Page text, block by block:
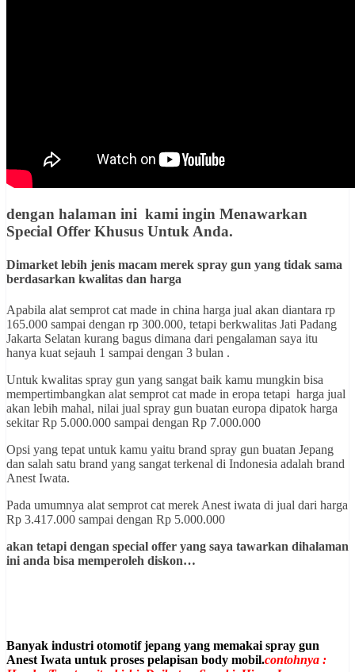
dengan halaman ini kami ingin Menawarkan
Special Offer Khusus Untuk Anda.
Dimarket lebih jenis macam merek spray gun yang tidak sama
berdasarkan kwalitas dan harga
Apabila alat semprot cat made in china harga jual akan diantara rp
165.000 sampai dengan rp 300.000, tetapi berkwalitas Jati Padang
Jakarta Selatan kurang bagus dimana dari pengalaman saya itu
hanya kuat sejauh 1 sampai dengan 3 bulan .
Untuk kwalitas spray gun yang sangat baik kamu mungkin bisa
mempertimbangkan alat semprot cat made in eropa tetapi harga jual
akan lebih mahal, nilai jual spray gun buatan europa dipatok harga
sekitar Rp 5.000.000 sampai dengan Rp 7.000.000
Opsi yang tepat untuk kamu yaitu brand spray gun buatan Jepang
dan salah satu brand yang sangat terkenal di Indonesia adalah brand
Anest Iwata.
Pada umumnya alat semprot cat merek Anest iwata di jual dari harga
Rp 3.417.000 sampai dengan Rp 5.000.000
akan tetapi dengan special offer yang saya tawarkan dihalaman
ini anda bisa memperoleh diskon…
Banyak industri otomotif jepang yang memakai spray gun
Anest Iwata untuk proses pelapisan body mobil.contohnya :